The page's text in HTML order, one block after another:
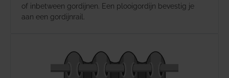
of inbetween gordijnen. Een plooigordijn bevestig je
aan een gordijnrail.